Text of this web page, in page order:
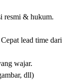
resmi & hukum.
lead time dari
wajar.
dll)